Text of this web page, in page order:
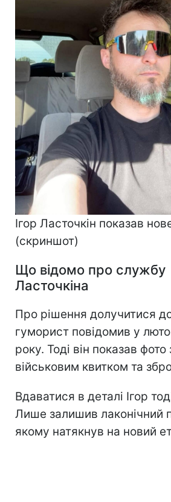
Ігор Ласточкін показав
(скриншот)​​​​​​​
Що відомо про службу
Ласточкіна
Про рішення долучитися
гуморист повідомив у
року. Тоді він показав фото
військовим квитком та
Вдаватися в деталі Ігор
Лише залишив лаконічний
якому натякнув на новий